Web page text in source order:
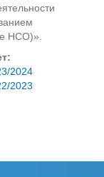
НСО)».
2024
2023